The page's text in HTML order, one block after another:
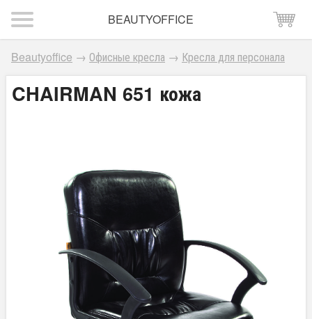
BEAUTYOFFICE
Beautyoffice → Офисные кресла → Кресла для персонала
CHAIRMAN 651 кожа